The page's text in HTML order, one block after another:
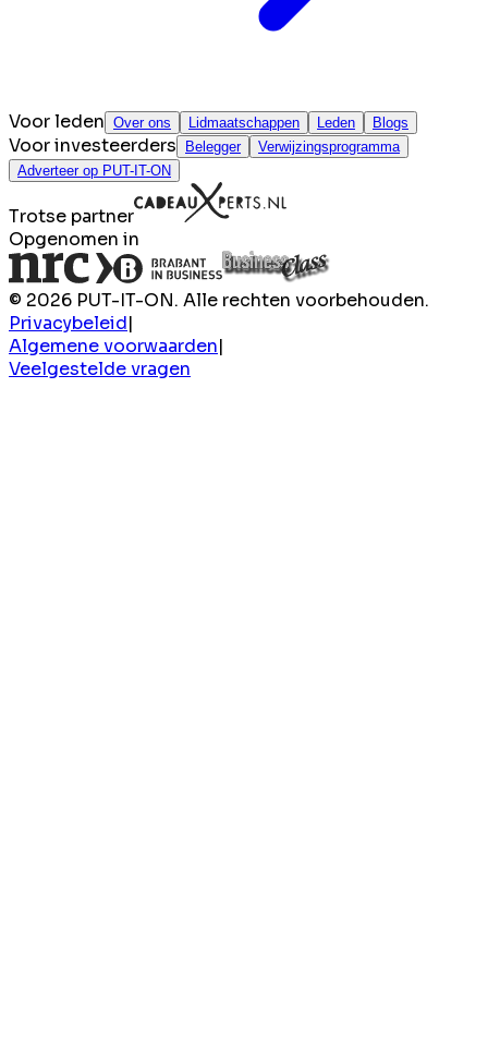
Voor leden Over ons Lidmaatschappen Leden Blogs
Voor investeerders Belegger
Verwijzingsprogramma
Adverteer op PUT-IT-ON
Trotse partner
Opgenomen in
© 2026 PUT-IT-ON. Alle rechten voorbehouden.
Privacybeleid|
Algemene voorwaarden|
Veelgestelde vragen